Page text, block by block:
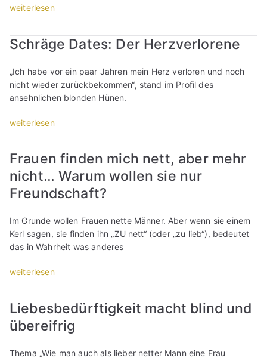
w
r
a
i
c
h
i
i
h
r
b
n
…
“
n
i
n
-
D
a
i
g
“
n
,
d
r
n
o
h
i
d
s
i
n
w
l
(
T
e
l
t
:
e
r
W
t
b
o
l
d
„
c
h
ä
g
e
a
e
s
D
r
A
g
r
p
n
weiterlesen
Schräge Dates: Der Herzverlorene
„Ich habe vor ein paar Jahren mein Herz verloren und noch
nicht wieder zurückbekommen“, stand im Profil des
ansehnlichen blonden Hünen.
„
c
h
r
ä
g
D
a
t
D
e
r
e
weiterlesen
Frauen finden mich nett, aber mehr
nicht… Warum wollen sie nur
Freundschaft?
Im Grunde wollen Frauen nette Männer. Aber wenn sie einem
Kerl sagen, sie finden ihn „ZU nett“ (oder „zu lieb“), bedeutet
das in Wahrheit was anderes
„
r
a
u
n
weiterlesen
Liebesbedürftigkeit macht blind und
übereifrig
Thema „Wie man auch als lieber netter Mann eine Frau